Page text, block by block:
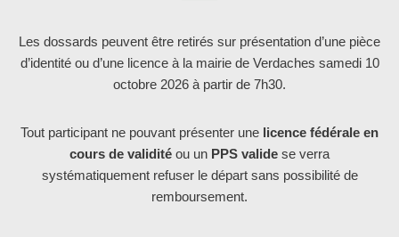
Les dossards peuvent être retirés sur présentation d’une pièce
d’identité ou d’une licence à la mairie de Verdaches samedi 10
octobre 2026 à partir de 7h30.
Tout participant ne pouvant présenter une licence fédérale en
cours de validité ou un PPS valide se verra
systématiquement refuser le départ sans possibilité de
remboursement.